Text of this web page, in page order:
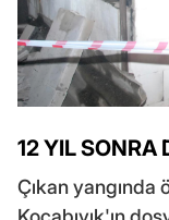
12 YIL SONRA
Çıkan